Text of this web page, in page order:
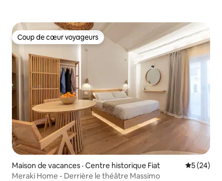
Coup de cœur voyageurs
Coup de cœur voyageurs
Maison de vacances · Centre historique Fiat Note
5 (24)
Meraki Home - Derrière le théâtre Massimo